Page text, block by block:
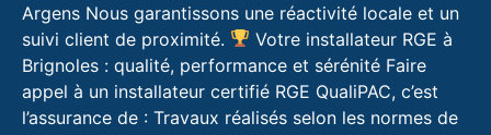
Argens Nous garantissons une réactivité locale et un
suivi client de proximité.
Votre installateur RGE à
Brignoles : qualité, performance et sérénité Faire
appel à un installateur certifié RGE QualiPAC, c’est
l’assurance de : Travaux réalisés selon les normes de